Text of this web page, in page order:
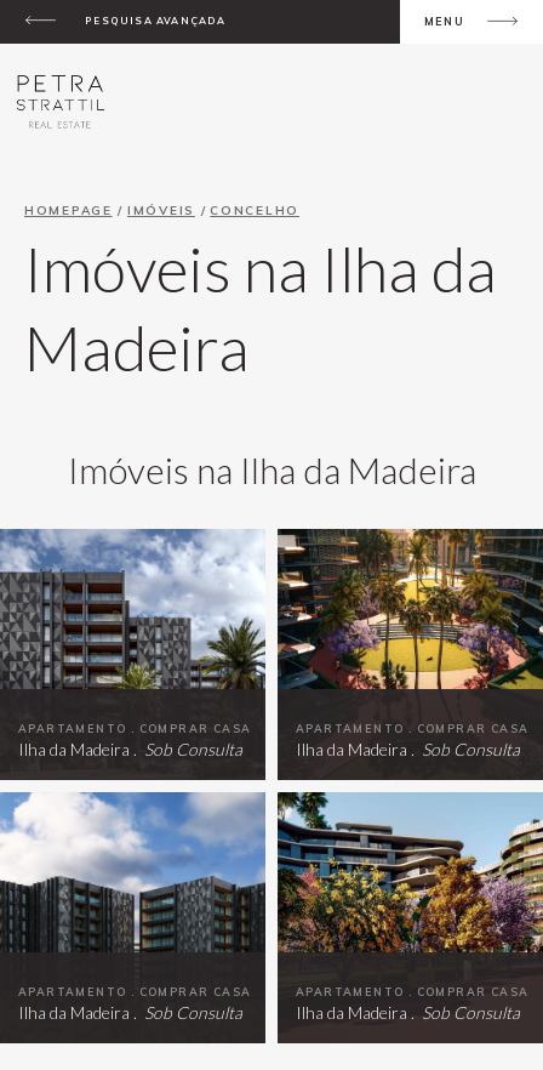
PESQUISA AVANÇADA MENU
HOMEPAGE / IMÓVEIS / CONCELHO
Imóveis na Ilha da
Madeira
Imóveis na Ilha da Madeira
APARTAMENTO . COMPRAR CASA
Ilha da Madeira . Sob Consulta
APARTAMENTO . COMPRAR CASA
Ilha da Madeira . Sob Consulta
APARTAMENTO . COMPRAR CASA
Ilha da Madeira . Sob Consulta
APARTAMENTO . COMPRAR CASA
Ilha da Madeira . Sob Consulta